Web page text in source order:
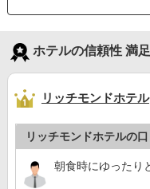
ホテルの信頼性 満
リッチモンドホテル
リッチモンドホテルの
朝食時にゆったり